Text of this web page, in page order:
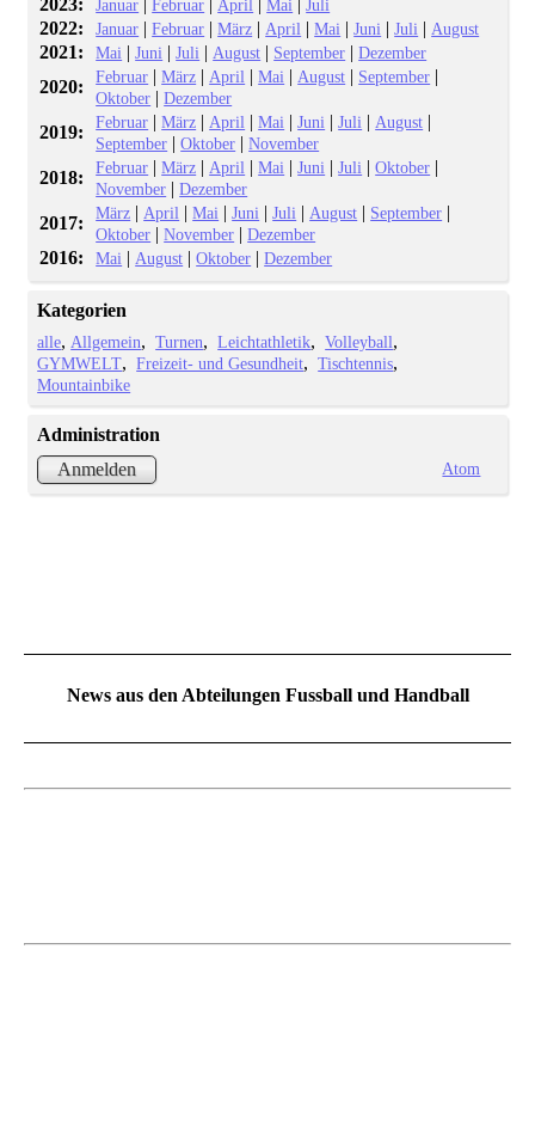
Januar Februar April Mai Juli
2022: Januar |Februar |März | April |Mai |Juni |Juli | August
2021: Mai |Juni |Juli | August | September |Dezember
2020: Februar |März | April |Mai | August | September |
Oktober |Dezember
2019: Februar |März | April |Mai |Juni |Juli | August |
September |Oktober |November
2018: Februar |März | April |Mai |Juni |Juli |Oktober |
November |Dezember
2017: März | April |Mai |Juni |Juli | August | September |
Oktober |November |Dezember
2016: Mai | August |Oktober |Dezember
Kategorien
alle Allgemein Turnen Leichtathletik
Volleyball
GYMWELT
Freizeit- und Gesundheit
Tischtennis
Mountainbike
Administration
Anmelden
Atom
News aus den Abteilungen Fussball und Handball